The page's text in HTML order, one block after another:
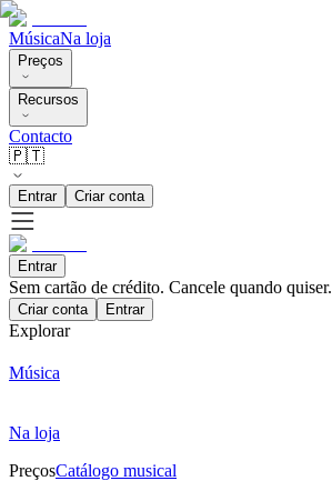
MúsicaNa loja
Preços
Recursos
Contacto
🇵🇹
Entrar Criar conta
Entrar
Sem cartão de crédito. Cancele quando quiser.
Criar conta Entrar
Explorar
Música
Na loja
PreçosCatálogo musical